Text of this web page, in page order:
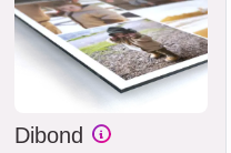
Dibond